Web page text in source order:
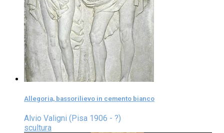
Allegoria, bassorilievo in cemento bianco
Alvio Valigni (Pisa 1906 - ?)
scultura